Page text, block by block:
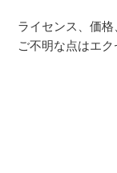
ライセンス、価格
ご不明な点はエ